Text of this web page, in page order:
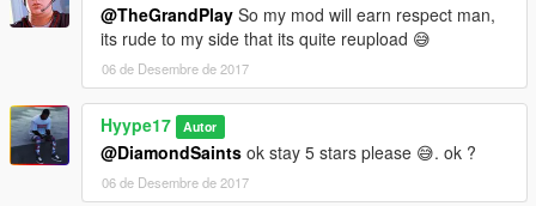
@TheGrandPlay So my mod will earn respect man,
its rude to my side that its quite reupload 😅
06 de Desembre de 2017
Hyype17 Autor
@DiamondSaints ok stay 5 stars please 😅. ok ?
06 de Desembre de 2017